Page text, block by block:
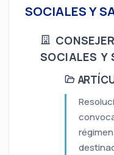
SOCIALES Y
SOCIALES Y